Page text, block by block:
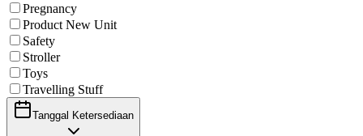
Pregnancy
Product New Unit
Safety
Stroller
Toys
Travelling Stuff
Tanggal Ketersediaan